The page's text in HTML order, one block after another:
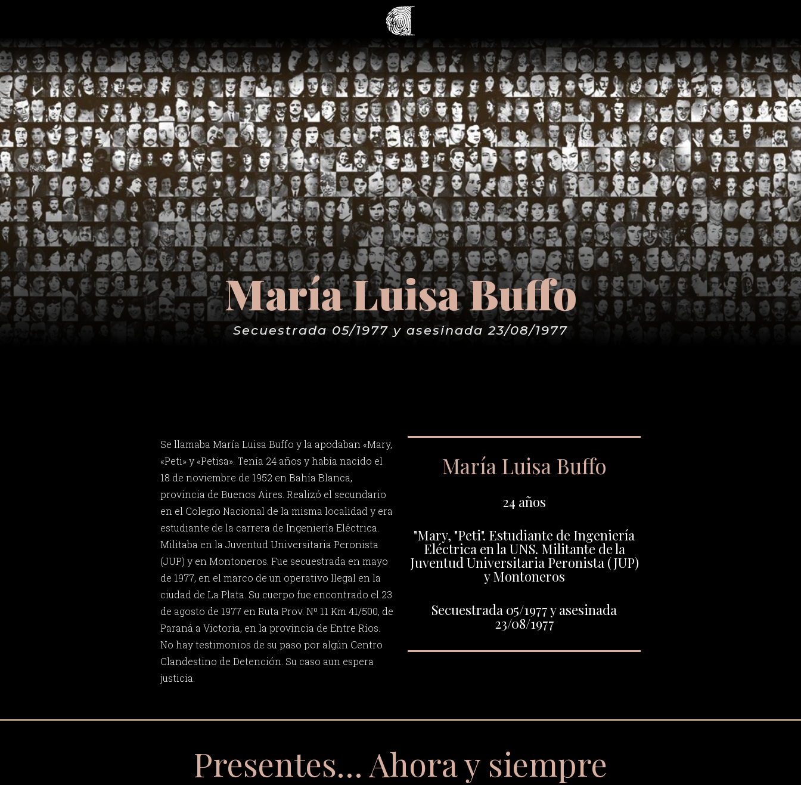
María Luisa Buffo
Secuestrada 05/1977 y asesinada 23/08/1977
Se llamaba María Luisa Buffo y la apodaban «Mary,
«Peti» y «Petisa». Tenía 24 años y había nacido el
18 de noviembre de 1952 en Bahía Blanca,
provincia de Buenos Aires. Realizó el secundario
en el Colegio Nacional de la misma localidad y era
estudiante de la carrera de Ingeniería Eléctrica.
Militaba en la Juventud Universitaria Peronista
(JUP) y en Montoneros. Fue secuestrada en mayo
de 1977, en el marco de un operativo Ilegal en la
ciudad de La Plata. Su cuerpo fue encontrado el 23
de agosto de 1977 en Ruta Prov. Nº 11 Km 41/500, de
Paraná a Victoria, en la provincia de Entre Ríos.
No hay testimonios de su paso por algún Centro
Clandestino de Detención. Su caso aun espera
justicia.
María Luisa Buffo
24 años
"Mary, "Peti". Estudiante de Ingeniería
Eléctrica en la UNS. Militante de la
Juventud Universitaria Peronista (JUP)
y Montoneros
Secuestrada 05/1977 y asesinada
23/08/1977
Presentes… Ahora y siempre